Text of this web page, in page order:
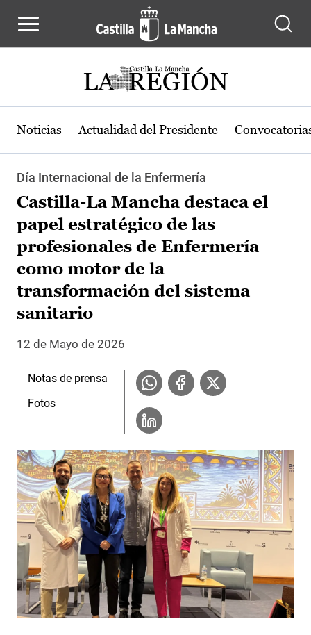
Noticias Actualidad del Presidente
Día Internacional de la Enfermería
Castilla-La Mancha destaca el
papel estratégico de las
profesionales de Enfermería
como motor de la
transformación del sistema
sanitario
12 de Mayo de 2026
Notas de prensa
Fotos